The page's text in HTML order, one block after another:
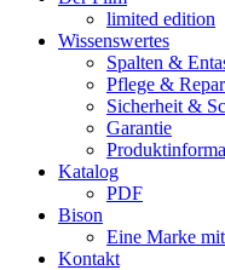
limited edition
Wissenswertes
Spalten &
Pflege &
Sicherheit &
Garantie
Katalog
PDF
Bison
Eine Marke
Kontakt